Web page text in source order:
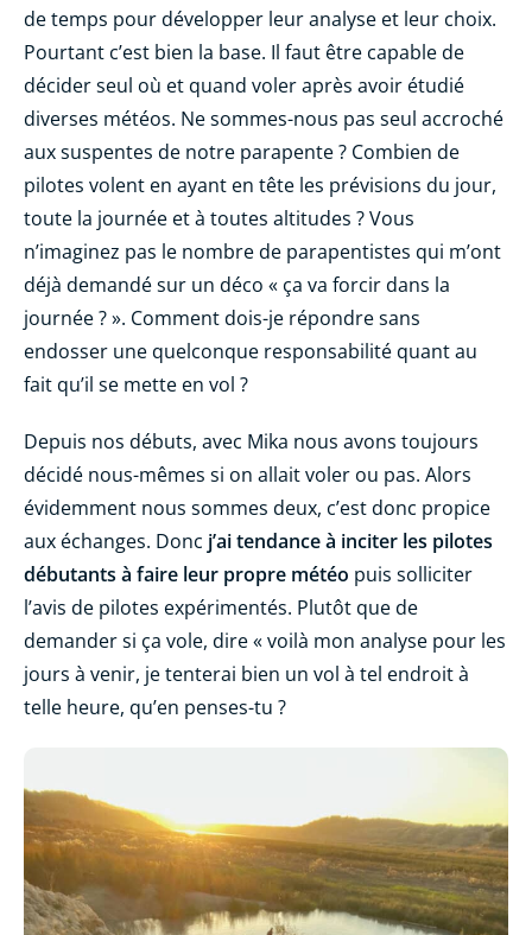
de temps pour développer leur analyse et leur choix.
Pourtant c’est bien la base. Il faut être capable de
décider seul où et quand voler après avoir étudié
diverses météos. Ne sommes-nous pas seul accroché
aux suspentes de notre parapente ? Combien de
pilotes volent en ayant en tête les prévisions du jour,
toute la journée et à toutes altitudes ? Vous
n’imaginez pas le nombre de parapentistes qui m’ont
déjà demandé sur un déco « ça va forcir dans la
journée ? ». Comment dois-je répondre sans
endosser une quelconque responsabilité quant au
fait qu’il se mette en vol ?
Depuis nos débuts, avec Mika nous avons toujours
décidé nous-mêmes si on allait voler ou pas. Alors
évidemment nous sommes deux, c’est donc propice
aux échanges. Donc j’ai tendance à inciter les pilotes
débutants à faire leur propre météo puis solliciter
l’avis de pilotes expérimentés. Plutôt que de
demander si ça vole, dire « voilà mon analyse pour les
jours à venir, je tenterai bien un vol à tel endroit à
telle heure, qu’en penses-tu ?